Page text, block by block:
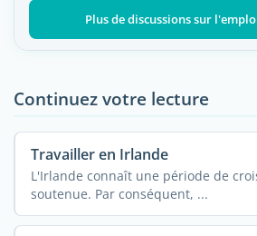
Plus de discussions sur
Continuez votre lecture
Travailler en Irlande
L'Irlande connaît une période de
soutenue. Par conséquent, ...